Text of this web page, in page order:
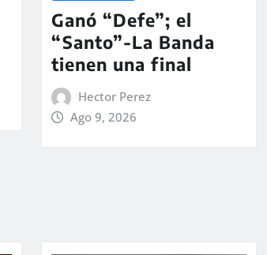
Ganó “Defe”; el
“Santo”-La Banda
tienen una final
Hector Perez
Ago 9, 2026